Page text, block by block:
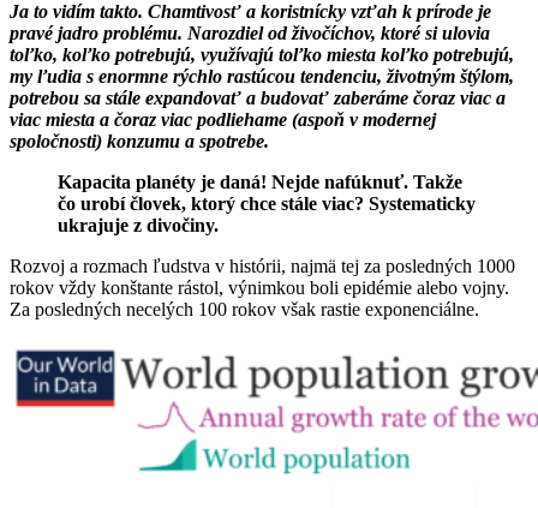
Ja to vidím takto. Chamtivosť a koristnícky vzťah k prírode je
pravé jadro problému. Narozdiel od živočíchov, ktoré si ulovia
toľko, koľko potrebujú, využívajú toľko miesta koľko potrebujú,
my ľudia s enormne rýchlo rastúcou tendenciu, životným štýlom,
potrebou sa stále expandovať a budovať zaberáme čoraz viac a
viac miesta a čoraz viac podliehame (aspoň v modernej
spoločnosti) konzumu a spotrebe.
Kapacita planéty je daná! Nejde nafúknuť. Takže
čo urobí človek, ktorý chce stále viac? Systematicky
ukrajuje z divočiny.
Rozvoj a rozmach ľudstva v histórii, najmä tej za posledných 1000
rokov vždy konštante rástol, výnimkou boli epidémie alebo vojny.
Za posledných necelých 100 rokov však rastie exponenciálne.